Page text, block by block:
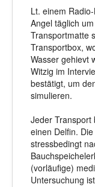
Lt. einem
Angel täglich
Transportmatte
Transportbox,
Wasser gehievt
Witzig im
bestätigt, um
simulieren.
Jeder Transport
einen Delfin.
stressbedingt
(vorläufige)
Untersuchung